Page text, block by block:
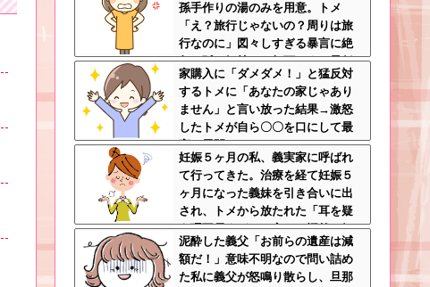
孫手作りの湯のみを用意。トメ
「え？旅行じゃないの？周りは旅
行なのに」図々しすぎる暴言に絶
句←孫の気持ちを無下にする最低
ババア
家購入に「ダメダメ！」と猛反対
するトメに「あなたの家じゃあり
ません」と言い放った結果→激怒
したトメが自ら〇〇を口にして最
高の展開へｗｗｗｗｗｗ
妊娠５ヶ月の私、義実家に呼ばれ
て行ってきた。治療を経て妊娠５
ヶ月になった義妹を引き合いに出
され、トメから放たれた「耳を疑
う理不尽すぎる一言」に愕然←妊
娠時期の操作とか超能力者かよ
泥酔した義父「お前らの遺産は減
額だ！」意味不明なので問い詰め
た私に義父が怒鳴り散らし、旦那